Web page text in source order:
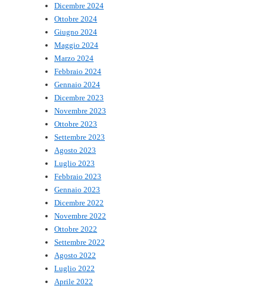
Dicembre 2024
Ottobre 2024
Giugno 2024
Maggio 2024
Marzo 2024
Febbraio 2024
Gennaio 2024
Dicembre 2023
Novembre 2023
Ottobre 2023
Settembre 2023
Agosto 2023
Luglio 2023
Febbraio 2023
Gennaio 2023
Dicembre 2022
Novembre 2022
Ottobre 2022
Settembre 2022
Agosto 2022
Luglio 2022
Aprile 2022